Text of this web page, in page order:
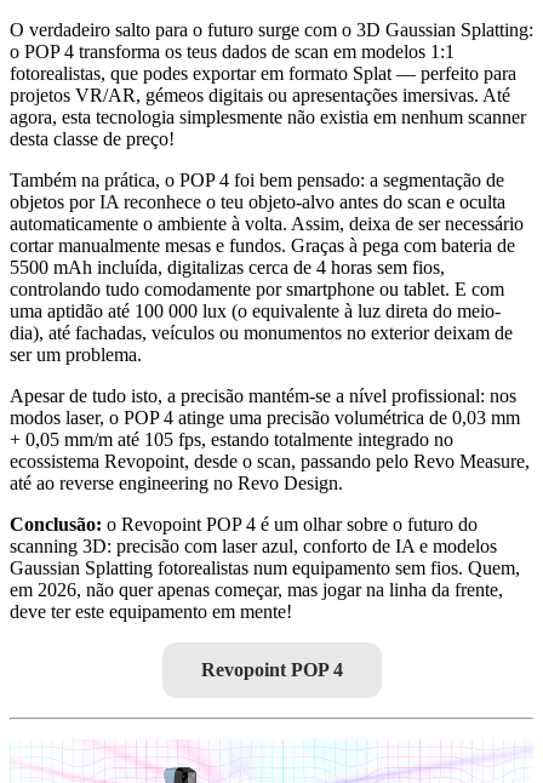
O verdadeiro salto para o futuro surge com o 3D Gaussian Splatting:
o POP 4 transforma os teus dados de scan em modelos 1:1
fotorealistas, que podes exportar em formato Splat — perfeito para
projetos VR/AR, gémeos digitais ou apresentações imersivas. Até
agora, esta tecnologia simplesmente não existia em nenhum scanner
desta classe de preço!
Também na prática, o POP 4 foi bem pensado: a segmentação de
objetos por IA reconhece o teu objeto-alvo antes do scan e oculta
automaticamente o ambiente à volta. Assim, deixa de ser necessário
cortar manualmente mesas e fundos. Graças à pega com bateria de
5500 mAh incluída, digitalizas cerca de 4 horas sem fios,
controlando tudo comodamente por smartphone ou tablet. E com
uma aptidão até 100 000 lux (o equivalente à luz direta do meio-
dia), até fachadas, veículos ou monumentos no exterior deixam de
ser um problema.
Apesar de tudo isto, a precisão mantém-se a nível profissional: nos
modos laser, o POP 4 atinge uma precisão volumétrica de 0,03 mm
+ 0,05 mm/m até 105 fps, estando totalmente integrado no
ecossistema Revopoint, desde o scan, passando pelo Revo Measure,
até ao reverse engineering no Revo Design.
Conclusão: o Revopoint POP 4 é um olhar sobre o futuro do
scanning 3D: precisão com laser azul, conforto de IA e modelos
Gaussian Splatting fotorealistas num equipamento sem fios. Quem,
em 2026, não quer apenas começar, mas jogar na linha da frente,
deve ter este equipamento em mente!
Revopoint POP 4